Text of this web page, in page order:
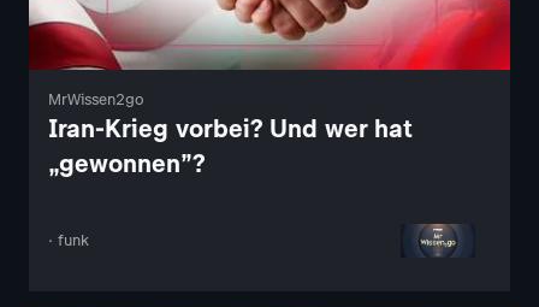
MrWissen2go
Iran-Krieg vorbei? Und wer hat
„gewonnen”?
· funk